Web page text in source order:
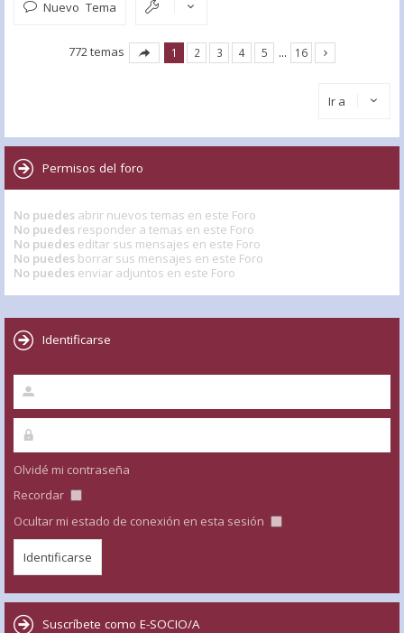
Nuevo Tema
772 temas 1 2 3 4 5 … 16
Ir a
Permisos del foro
No puedes abrir nuevos temas en este Foro
No puedes responder a temas en este Foro
No puedes editar sus mensajes en este Foro
No puedes borrar sus mensajes en este Foro
No puedes enviar adjuntos en este Foro
Identificarse
Olvidé mi contraseña
Recordar
Ocultar mi estado de conexión en esta sesión
Suscríbete como E-SOCIO/A